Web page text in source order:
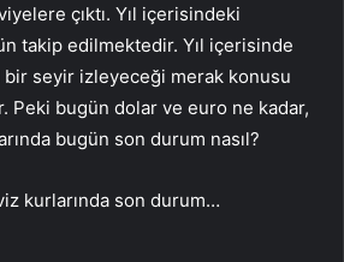
çıktı. Yıl içerisindeki
takip edilmektedir. Yıl içerisinde
bir seyir izleyeceği merak konusu
Peki bugün dolar ve euro ne kadar,
bugün son durum nasıl?
kurlarında son durum…